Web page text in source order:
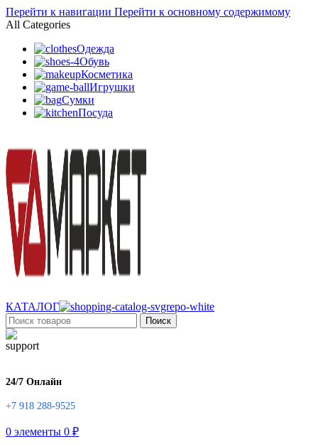
Перейти к навигации Перейти к основному содержимому
All Categories
Одежда
Обувь
Косметика
Игрушки
Сумки
Посуда
КАТАЛОГ
Поиск
24/7 Онлайн
+7 918 288-9525
0 элементы 0 ₽